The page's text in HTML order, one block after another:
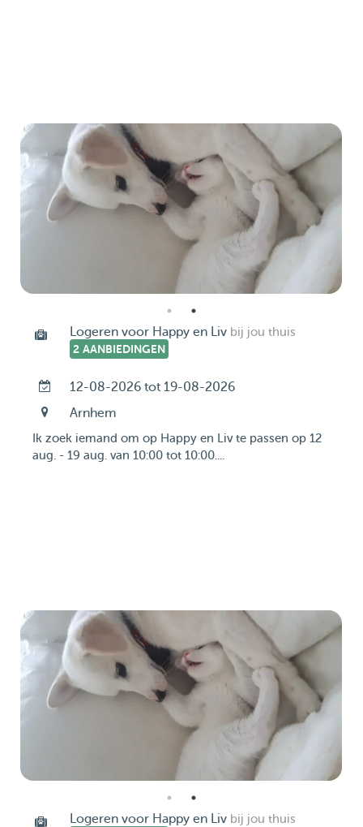
Logeren voor Happy en Liv bij jou thuis
2 AANBIEDINGEN
12-08-2026 tot 19-08-2026
Arnhem
Ik zoek iemand om op Happy en Liv te passen op 12
aug. - 19 aug. van 10:00 tot 10:00....
Logeren voor Happy en Liv bij jou thuis